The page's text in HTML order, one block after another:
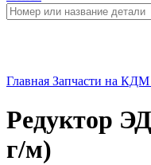
Главная Запчасти на КДМ
Редуктор
г/м)